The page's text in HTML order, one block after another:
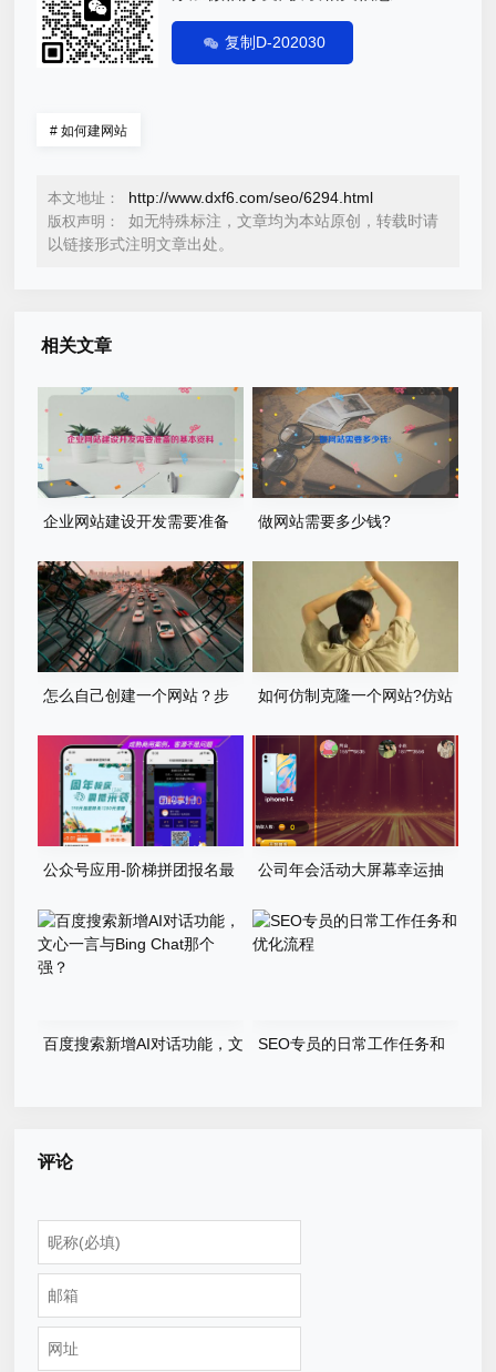
复制D-202030
# 如何建网站
本文地址： http://www.dxf6.com/seo/6294.html
版权声明：
如无特殊标注，文章均为本站原创，转载时请
以链接形式注明文章出处。
相关文章
企业网站建设开发需要准备
做网站需要多少钱?
怎么自己创建一个网站？步
如何仿制克隆一个网站?仿站
公众号应用-阶梯拼团报名最
公司年会活动大屏幕幸运抽
百度搜索新增AI对话功能，文
SEO专员的日常工作任务和
评论